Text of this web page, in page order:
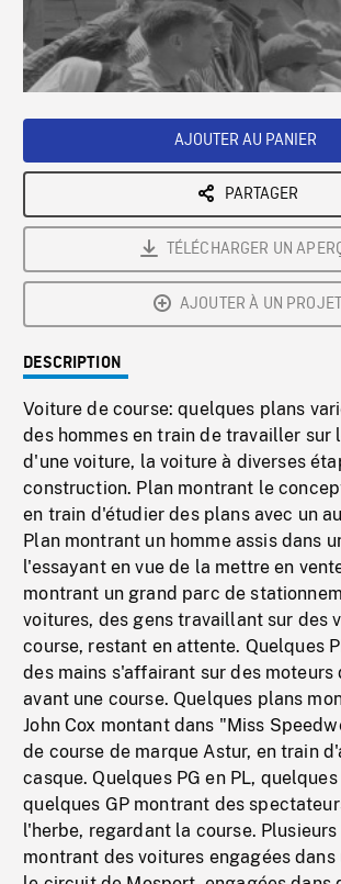
/ Loaded:
AJOUTER AU PANIER
PARTAGER
TÉLÉCHARGER UN
AJOUTER À UN PROJET
DESCRIPTION
Voiture de course: quelques plans
des hommes en train de travailler sur
d'une voiture, la voiture à diverses
construction. Plan montrant le
en train d'étudier des plans avec un
Plan montrant un homme assis dans
l'essayant en vue de la mettre en
montrant un grand parc de
voitures, des gens travaillant sur des
course, restant en attente. Quelques
des mains s'affairant sur des moteurs
avant une course. Quelques plans
John Cox montant dans "Miss
de course de marque Astur, en train
casque. Quelques PG en PL,
quelques GP montrant des
l'herbe, regardant la course.
montrant des voitures engagées dans